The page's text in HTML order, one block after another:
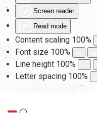
Screen reader
Read mode
Content scaling 100%
Font size 100%
Line height 100%
Letter spacing 100%